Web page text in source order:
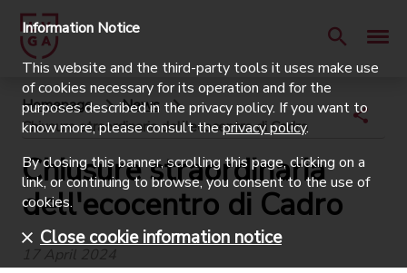
Homepage
News
Chiusure straordinaria dell'ecocentro di Cadro
Chiusure straordinaria
dell'ecocentro di Cadro
17 April 2024
Information Notice
This website and the third-party tools it uses make use
of cookies necessary for its operation and for the
purposes described in the privacy policy. If you want to
know more, please consult theprivacy policy.
By closing this banner, scrolling this page, clicking on a
link, or continuing to browse, you consent to the use of
cookies.
Close cookie information notice